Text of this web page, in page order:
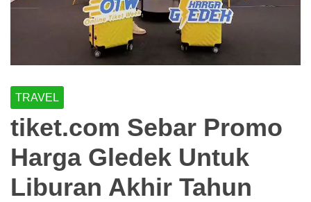
TRAVEL
tiket.com Sebar Promo
Harga Gledek Untuk
Liburan Akhir Tahun